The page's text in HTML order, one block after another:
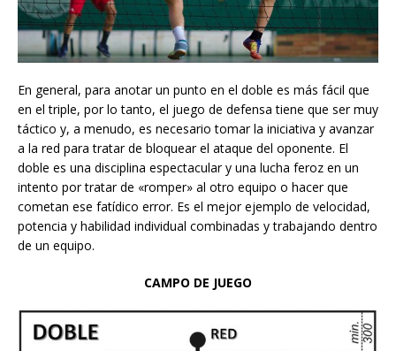
En general, para anotar un punto en el doble es más fácil que
en el triple, por lo tanto, el juego de defensa tiene que ser muy
táctico y, a menudo, es necesario tomar la iniciativa y avanzar
a la red para tratar de bloquear el ataque del oponente. El
doble es una disciplina espectacular y una lucha feroz en un
intento por tratar de «romper» al otro equipo o hacer que
cometan ese fatídico error. Es el mejor ejemplo de velocidad,
potencia y habilidad individual combinadas y trabajando dentro
de un equipo.
CAMPO DE JUEGO